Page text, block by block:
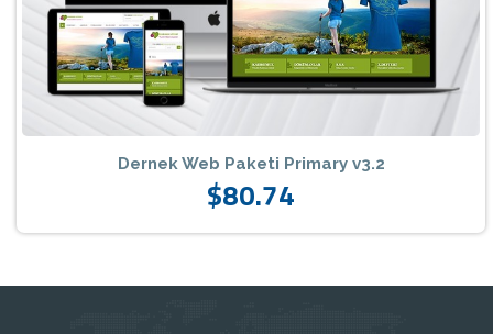
Dernek Web Paketi Primary v3.2
$80.74